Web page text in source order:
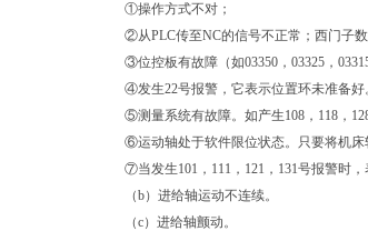
①操作方式不对；
②从PLC传至NC的信号不正常；西门子
③位控板有故障（如03350，03325，
④发生22号报警，它表示位置环未准备好
⑤测量系统有故障。如产生108，118，
⑥运动轴处于软件限位状态。只要将机床
⑦当发生101，111，121，131号报警时，
（b）进给轴运动不连续。
（c）进给轴颤动。